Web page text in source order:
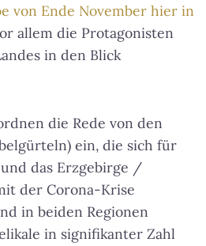
von Ende November hier in
allem die Protagonisten
in den Blick
die Rede von den
ein, die sich für
das Erzgebirge /
der Corona-Krise
in beiden Regionen
in signifikanter Zahl